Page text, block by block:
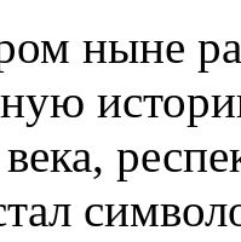
ныне